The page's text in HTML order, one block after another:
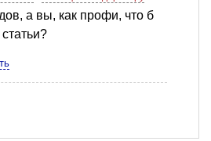
а вы, как профи, что б